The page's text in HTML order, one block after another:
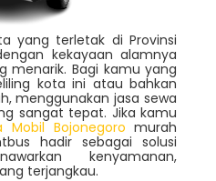
yang terletak di Provinsi
kekayaan alamnya
menarik. Bagi kamu yang
kota ini atau bahkan
menggunakan jasa sewa
sangat tepat. Jika kamu
Mobil Bojonegoro murah
hadir sebagai solusi
kenyamanan,
terjangkau.